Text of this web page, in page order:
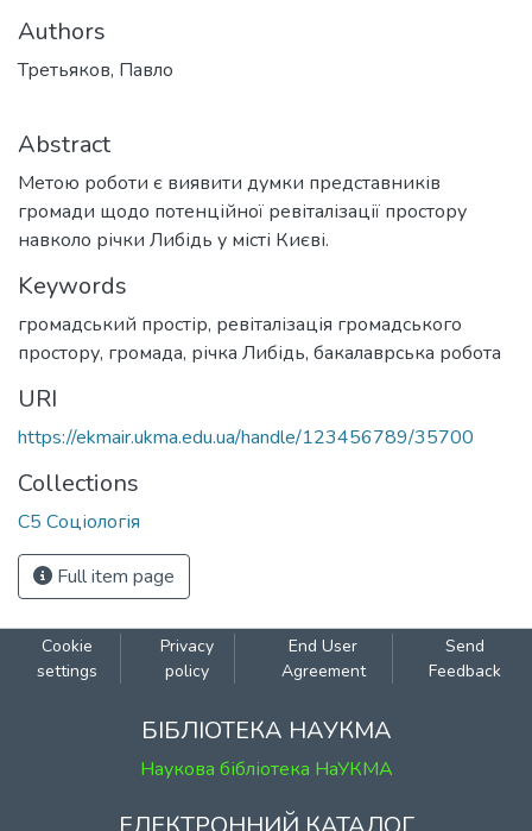
Authors
Третьяков, Павло
Abstract
Метою роботи є виявити думки представників
громади щодо потенційної ревіталізації простору
навколо річки Либідь у місті Києві.
Keywords
громадський простір, ревіталізація громадського
простору, громада, річка Либідь, бакалаврська робота
URI
https://ekmair.ukma.edu.ua/handle/123456789/35700
Collections
С5 Соціологія
Full item page
Cookie
settings
Privacy
policy
End User
Agreement
Send
Feedback
БІБЛІОТЕКА НАУКМА
Наукова бібліотека НаУКМА